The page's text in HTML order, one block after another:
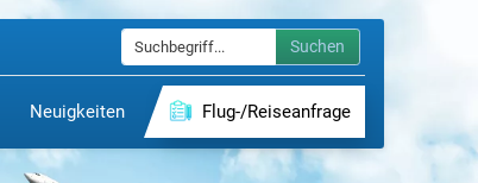
Suchen
Neuigkeiten Flug-/Reiseanfrage